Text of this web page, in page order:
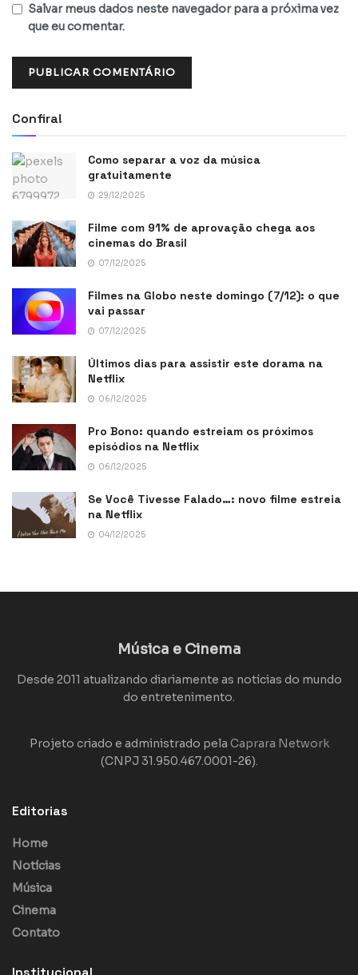
Salvar meus dados neste navegador para a próxima vez
que eu comentar.
Confira!
Como separar a voz da música
gratuitamente
29/12/2025
Filme com 91% de aprovação chega aos
cinemas do Brasil
07/12/2025
Filmes na Globo neste domingo (7/12): o que
vai passar
07/12/2025
Últimos dias para assistir este dorama na
Netflix
06/12/2025
Pro Bono: quando estreiam os próximos
episódios na Netflix
06/12/2025
Se Você Tivesse Falado…: novo filme estreia
na Netflix
04/12/2025
Música e Cinema
Desde 2011 atualizando diariamente as notícias do mundo
do entretenimento.
Projeto criado e administrado pela Caprara Network
(CNPJ 31.950.467.0001-26).
Editorias
Home
Notícias
Música
Cinema
Contato